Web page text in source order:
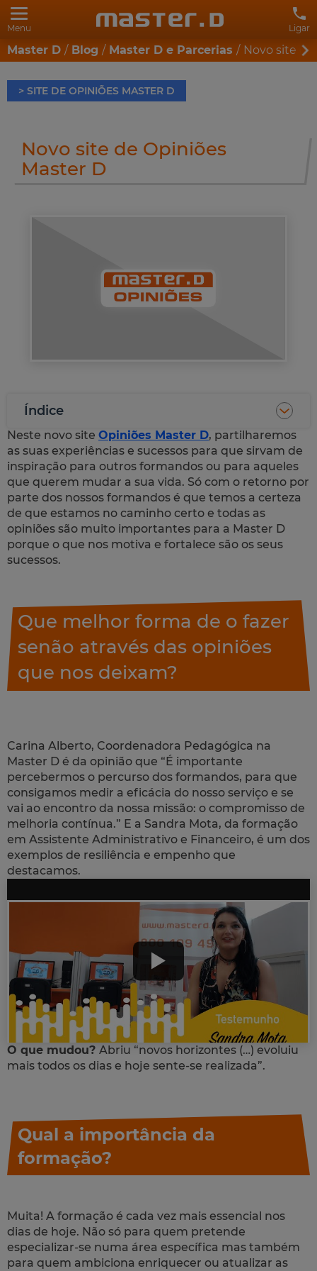
Menu Ligar
Master D Blog Master D e Parcerias Novo site
> SITE DE OPINIÕES MASTER D
Novo site de Opiniões
Master D
Índice
Neste novo site Opiniões Master D, partilharemos
as suas experiências e sucessos para que sirvam de
inspiração para outros formandos ou para aqueles
que querem mudar a sua vida. Só com o retorno por
parte dos nossos formandos é que temos a certeza
de que estamos no caminho certo e todas as
opiniões são muito importantes para a Master D
porque o que nos motiva e fortalece são os seus
sucessos.
Que melhor forma de o fazer
senão através das opiniões
que nos deixam?
Carina Alberto, Coordenadora Pedagógica na
Master D é da opinião que “É importante
percebermos o percurso dos formandos, para que
consigamos medir a eficácia do nosso serviço e se
vai ao encontro da nossa missão: o compromisso de
melhoria contínua.” E a Sandra Mota, da formação
em Assistente Administrativo e Financeiro, é um dos
exemplos de resiliência e empenho que
destacamos.
O que mudou? Abriu “novos horizontes (…) evoluiu
mais todos os dias e hoje sente-se realizada”.
Qual a importância da
formação?
Muita! A formação é cada vez mais essencial nos
dias de hoje. Não só para quem pretende
especializar-se numa área específica mas também
para quem ambiciona enriquecer ou atualizar as